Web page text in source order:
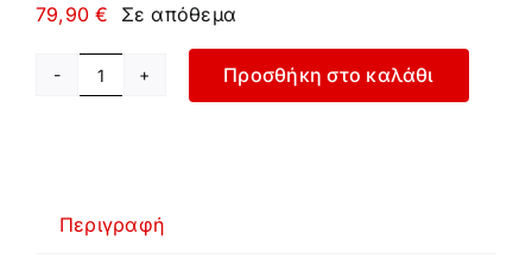
79,90€ Σε απόθεμα
Πάγκος
Sit
Προσθήκη στο καλάθι
Περιγραφή